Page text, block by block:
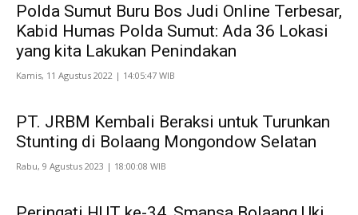
Polda Sumut Buru Bos Judi Online Terbesar,
Kabid Humas Polda Sumut: Ada 36 Lokasi
yang kita Lakukan Penindakan
Kamis, 11 Agustus 2022 | 14:05:47 WIB
PT. JRBM Kembali Beraksi untuk Turunkan
Stunting di Bolaang Mongondow Selatan
Rabu, 9 Agustus 2023 | 18:00:08 WIB